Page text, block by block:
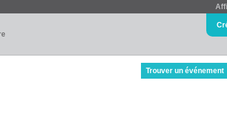
Trouver un événement